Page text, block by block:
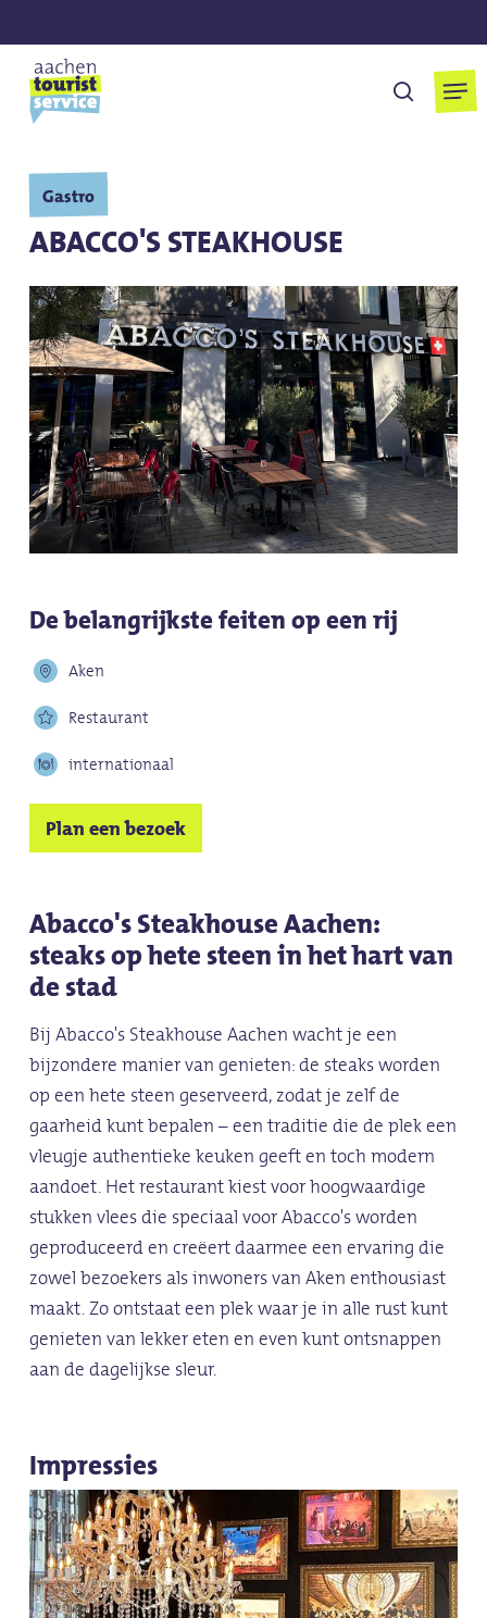
naar
hoofdinhoud
Zoek op
Gastro
ABACCO'S STEAKHOUSE
De belangrijkste feiten op een rij
Aken
Restaurant
internationaal
Plan een bezoek
Abacco's Steakhouse Aachen:
steaks op hete steen in het hart van
de stad
Bij Abacco's Steakhouse Aachen wacht je een
bijzondere manier van genieten: de steaks worden
op een hete steen geserveerd, zodat je zelf de
gaarheid kunt bepalen – een traditie die de plek een
vleugje authentieke keuken geeft en toch modern
aandoet. Het restaurant kiest voor hoogwaardige
stukken vlees die speciaal voor Abacco's worden
geproduceerd en creëert daarmee een ervaring die
zowel bezoekers als inwoners van Aken enthousiast
maakt. Zo ontstaat een plek waar je in alle rust kunt
genieten van lekker eten en even kunt ontsnappen
aan de dagelijkse sleur.
Impressies